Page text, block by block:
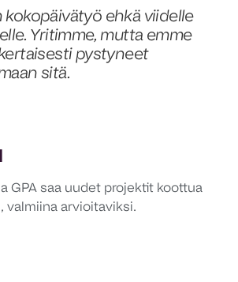
kokopäivätyö ehkä viidelle
Yritimme, mutta emme
pystyneet
sitä.
GPA saa uudet projektit koottua
valmiina arvioitaviksi.